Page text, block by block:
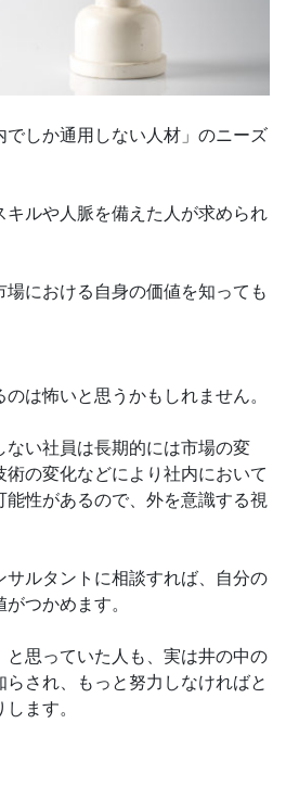
でしか通用しない人材」のニーズ
ルや人脈を備えた人が求められ
における自身の価値を知っても
は怖いと思うかもしれません。
ない社員は長期的には市場の変
の変化などにより社内において
能性があるので、外を意識する視
ルタントに相談すれば、自分の
つかめます。
思っていた人も、実は井の中の
され、もっと努力しなければと
ます。